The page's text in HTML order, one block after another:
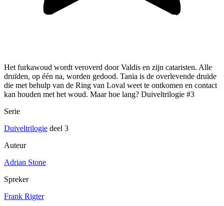
Het furkawoud wordt veroverd door Valdis en zijn cataristen. Alle
druïden, op één na, worden gedood. Tania is de overlevende druïde
die met behulp van de Ring van Loval weet te ontkomen en contact
kan houden met het woud. Maar hoe lang? Duiveltrilogie #3
Serie
Duiveltrilogie deel 3
Auteur
Adrian Stone
Spreker
Frank Rigter